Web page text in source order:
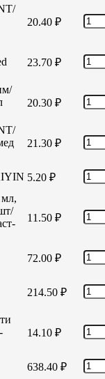
20.40 ₽
23.70 ₽
20.30 ₽
21.30 ₽
5.20 ₽
11.50 ₽
72.00 ₽
214.50 ₽
14.10 ₽
638.40 ₽